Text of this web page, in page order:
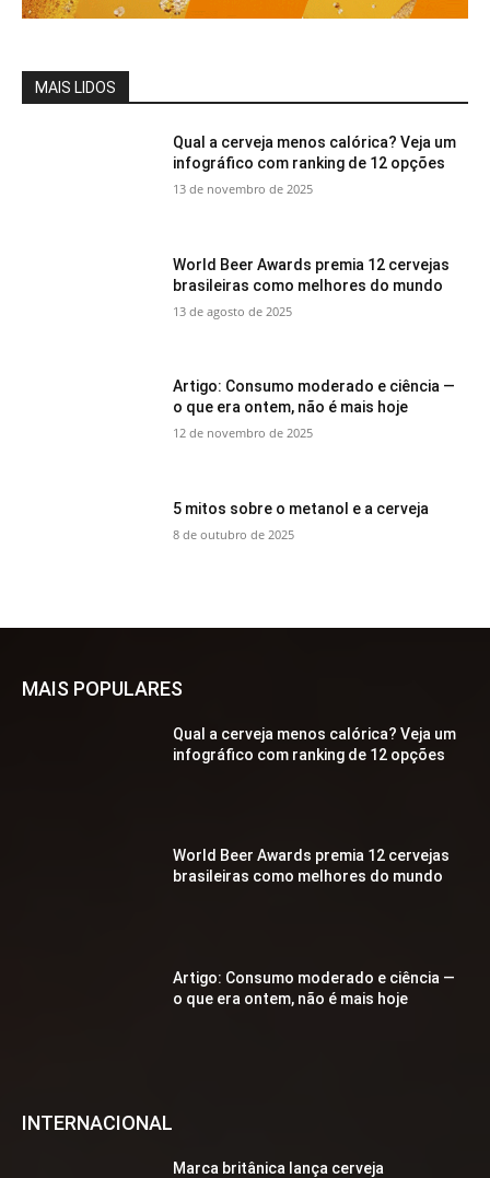
MAIS LIDOS
Qual a cerveja menos calórica? Veja um
infográfico com ranking de 12 opções
13 de novembro de 2025
World Beer Awards premia 12 cervejas
brasileiras como melhores do mundo
13 de agosto de 2025
Artigo: Consumo moderado e ciência —
o que era ontem, não é mais hoje
12 de novembro de 2025
5 mitos sobre o metanol e a cerveja
8 de outubro de 2025
MAIS POPULARES
Qual a cerveja menos calórica? Veja um
infográfico com ranking de 12 opções
World Beer Awards premia 12 cervejas
brasileiras como melhores do mundo
Artigo: Consumo moderado e ciência —
o que era ontem, não é mais hoje
INTERNACIONAL
Marca britânica lança cerveja